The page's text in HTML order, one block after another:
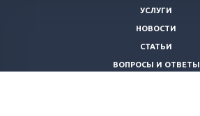
УСЛУГИ
НОВОСТИ
СТАТЬИ
ВОПРОСЫ И ОТВЕТЫ